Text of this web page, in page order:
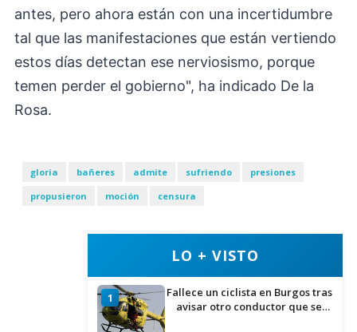
antes, pero ahora están con una incertidumbre
tal que las manifestaciones que están vertiendo
estos días detectan ese nerviosismo, porque
temen perder el gobierno", ha indicado De la
Rosa.
gloria bañeres admite sufriendo
presiones
propusieron
moción censura
LO + VISTO
1
Fallece un ciclista en Burgos tras
avisar otro conductor que se